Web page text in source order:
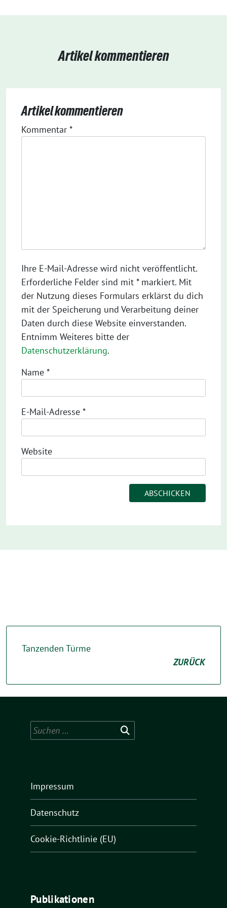
Artikel kommentieren
Artikel kommentieren
Kommentar *
Ihre E-Mail-Adresse wird nicht veröffentlicht.
Erforderliche Felder sind mit * markiert. Mit
der Nutzung dieses Formulars erklärst du dich
mit der Speicherung und Verarbeitung deiner
Daten durch diese Website einverstanden.
Entnimm Weiteres bitte der
Datenschutzerklärung.
Name *
E-Mail-Adresse *
Website
Tanzenden Türme
ZURÜCK
Suchen
nach:
Impressum
Datenschutz
Cookie-Richtlinie (EU)
Publikationen